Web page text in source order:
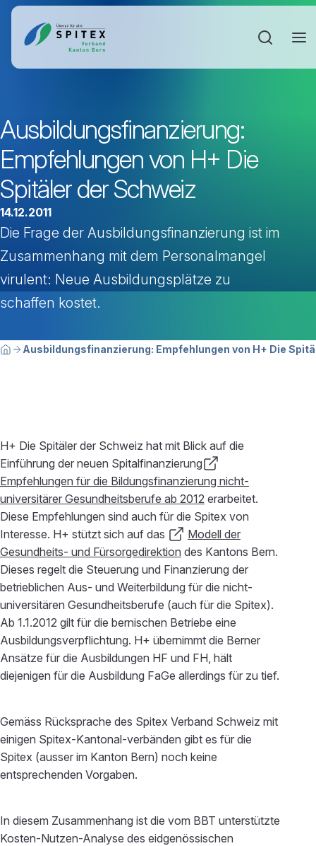
Ausbildungsfinanzierung:
Empfehlungen von H+ Die
Spitäler der Schweiz
14.12.2011
Die Frage der Ausbildungsfinanzierung ist im
Zusammenhang mit dem Personalmangel
virulent: Neue Ausbildungsplätze zu
schaffen kostet.
Breadcrumbnavigation
Sie befinden sich hier:
HomeAusbildungsfinanzierung: Empfehlungen von H+ Die
H+ Die Spitäler der Schweiz hat mit Blick auf die
Einführung der neuen Spitalfinanzierung
Empfehlungen für die Bildungsfinanzierung nicht-
universitärer Gesundheitsberufe ab 2012 erarbeitet.
Diese Empfehlungen sind auch für die Spitex von
Interesse. H+ stützt sich auf das
Modell der
Gesundheits- und Fürsorgedirektion des Kantons Bern.
Dieses regelt die Steuerung und Finanzierung der
betrieblichen Aus- und Weiterbildung für die nicht-
universitären Gesundheitsberufe (auch für die Spitex).
Ab 1.1.2012 gilt für die bernischen Betriebe eine
Ausbildungsverpflichtung. H+ übernimmt die Berner
Ansätze für die Ausbildungen HF und FH, hält
diejenigen für die Ausbildung FaGe allerdings für zu tief.
Gemäss Rücksprache des Spitex Verband Schweiz mit
einigen Spitex-Kantonal-verbänden gibt es für die
Spitex (ausser im Kanton Bern) noch keine
entsprechenden Vorgaben.
In diesem Zusammenhang ist die vom BBT unterstützte
Kosten-Nutzen-Analyse des eidgenössischen